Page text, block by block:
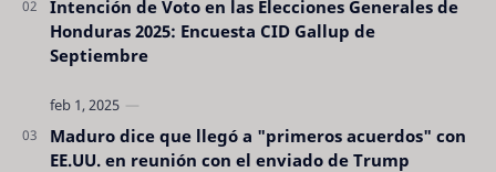
Intención de Voto en las Elecciones Generales de
Honduras 2025: Encuesta CID Gallup de
Septiembre
Maduro dice que llegó a "primeros acuerdos" con
EE.UU. en reunión con el enviado de Trump